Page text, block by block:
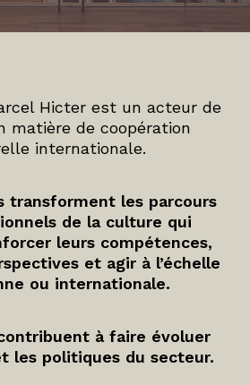
Hicter est un acteur de
matière de coopération
internationale.
transforment les parcours
de la culture qui
leurs compétences,
et agir à l’échelle
ou internationale.
à faire évoluer
les politiques du secteur.